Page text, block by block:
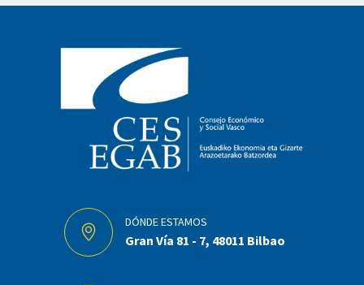
DÓNDE ESTAMOS
Gran Vía 81 - 7, 48011 Bilbao